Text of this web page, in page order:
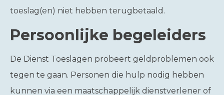
toeslag(en) niet hebben terugbetaald.
Persoonlijke begeleiders
De Dienst Toeslagen probeert geldproblemen ook
tegen te gaan. Personen die hulp nodig hebben
kunnen via een maatschappelijk dienstverlener of